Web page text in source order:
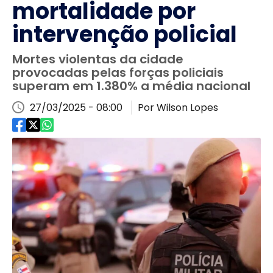
mortalidade por
intervenção policial
Mortes violentas da cidade
provocadas pelas forças policiais
superam em 1.380% a média nacional
27/03/2025 - 08:00 Por Wilson Lopes